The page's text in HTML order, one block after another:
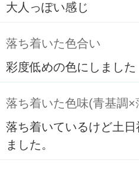
大人っぽい感じ
落ち着いた色合い
彩度低めの色にしました
落ち着いた色味(青基調×
落ち着いているけど土
ました。